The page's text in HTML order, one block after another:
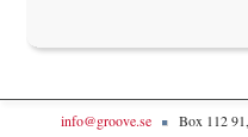
info@groove.se Box 112